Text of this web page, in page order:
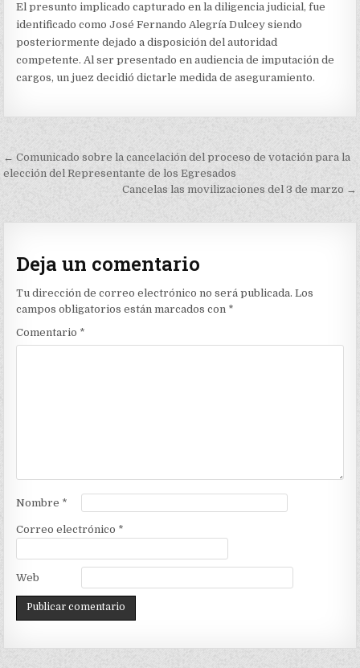
El presunto implicado capturado en la diligencia judicial, fue
identificado como José Fernando Alegría Dulcey siendo
posteriormente dejado a disposición del autoridad
competente. Al ser presentado en audiencia de imputación de
cargos, un juez decidió dictarle medida de aseguramiento.
Navegación
de
← Comunicado sobre la cancelación del proceso de votación para la
elección del Representante de los Egresados
Cancelas las movilizaciones del 3 de marzo →
Deja un comentario
Tu dirección de correo electrónico no será publicada. Los
campos obligatorios están marcados con *
Comentario *
Nombre *
Correo electrónico *
Web